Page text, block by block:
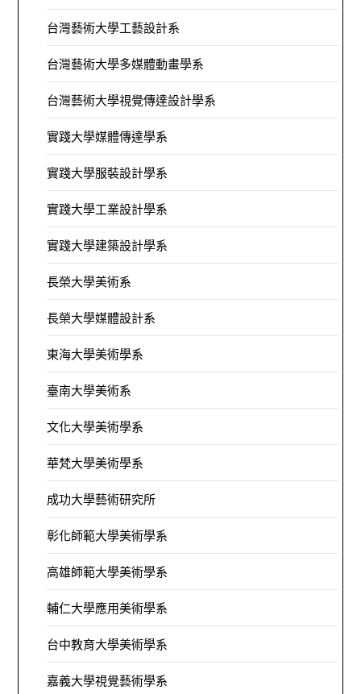
台灣藝術大學工藝設計系
台灣藝術大學多媒體動畫學系
台灣藝術大學視覺傳達設計學系
實踐大學媒體傳達學系
實踐大學服裝設計學系
實踐大學工業設計學系
實踐大學建築設計學系
長榮大學美術系
長榮大學媒體設計系
東海大學美術學系
臺南大學美術系
文化大學美術學系
華梵大學美術學系
成功大學藝術研究所
彰化師範大學美術學系
高雄師範大學美術學系
輔仁大學應用美術學系
台中教育大學美術學系
嘉義大學視覺藝術學系